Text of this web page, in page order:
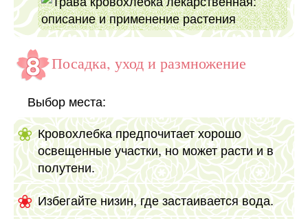
Посадка, уход и размножение
Выбор места:
Кровохлебка предпочитает хорошо
освещенные участки, но может расти и в
полутени.
Избегайте низин, где застаивается вода.